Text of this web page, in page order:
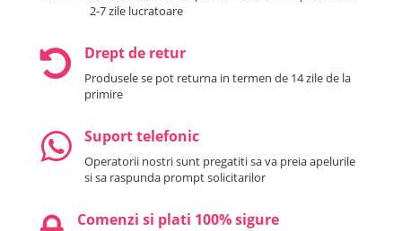
2-7 zile lucratoare
Drept de retur
Produsele se pot returna in termen de 14 zile de la
primire
Suport telefonic
Operatorii nostri sunt pregatiti sa va preia apelurile
si sa raspunda prompt solicitarilor
Comenzi si plati 100% sigure